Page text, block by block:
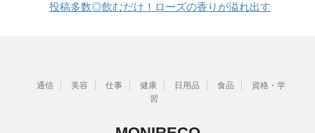
投稿多数◎飲むだけ！ローズの香りが溢れ出す
通信 美容 仕事 健康 日用品 食品
資格・学
習